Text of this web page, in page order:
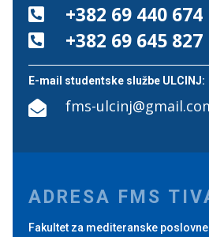
 +382 69 440 674
 +382 69 645 827
E-mail studentske službe ULCINJ:
 fms-
ADRESA FMS
Fakultet za mediteranske